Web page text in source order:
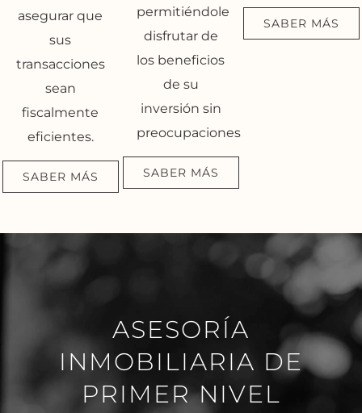
asegurar que
sus
transacciones
sean
fiscalmente
eficientes.
SABER MÁS
permitiéndole
disfrutar de
los beneficios
de su
inversión sin
preocupaciones.
SABER MÁS
SABER MÁS
ASESORÍA
INMOBILIARIA DE
PRIMER NIVEL